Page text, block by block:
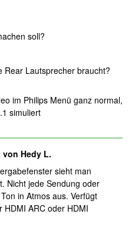
soll?
Rear Lautsprecher braucht?
im Philips Menü ganz normal,
simuliert
von Hedy L.
sieht man
Nicht jede Sendung oder
in Atmos aus. Verfügt
ARC oder HDMI